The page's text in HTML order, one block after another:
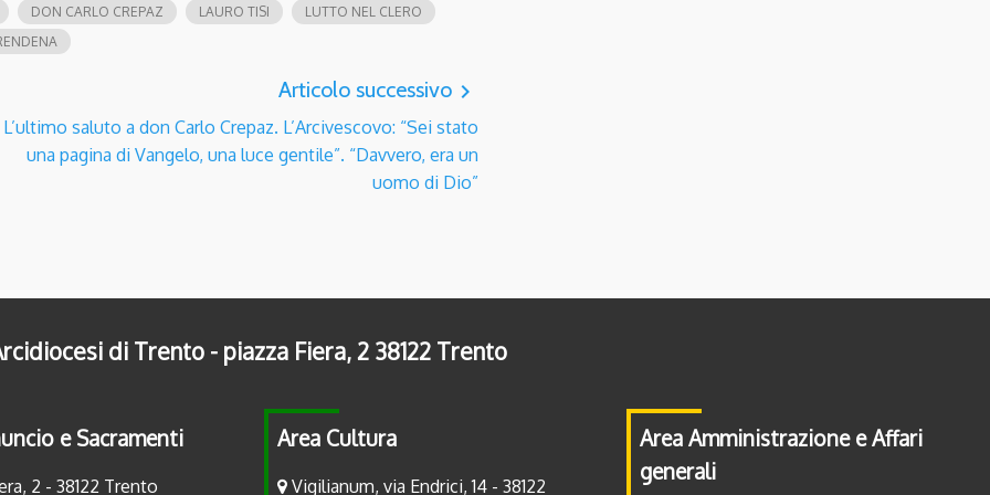
DON CARLO CREPAZ LAURO TISI
LUTTO NEL CLERO
Articolo successivo navigate_next
L’ultimo saluto a don Carlo Crepaz. L’Arcivescovo: “Sei stato
una pagina di Vangelo, una luce gentile”. “Davvero, era un
uomo di Dio”
di Trento - piazza Fiera, 2 38122 Trento
e Sacramenti
2 - 38122 Trento
Area Cultura
Vigilianum, via Endrici, 14 - 38122
Area Amministrazione e Affari
generali